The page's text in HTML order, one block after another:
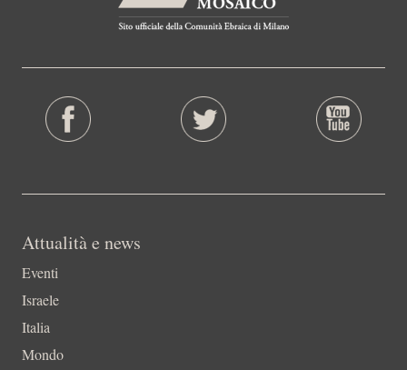
Attualità e news
Eventi
Israele
Italia
Mondo